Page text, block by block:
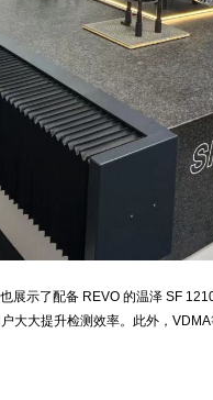
展示了配备 REVO 的温泽 SF
大大提升检测效率。此外，